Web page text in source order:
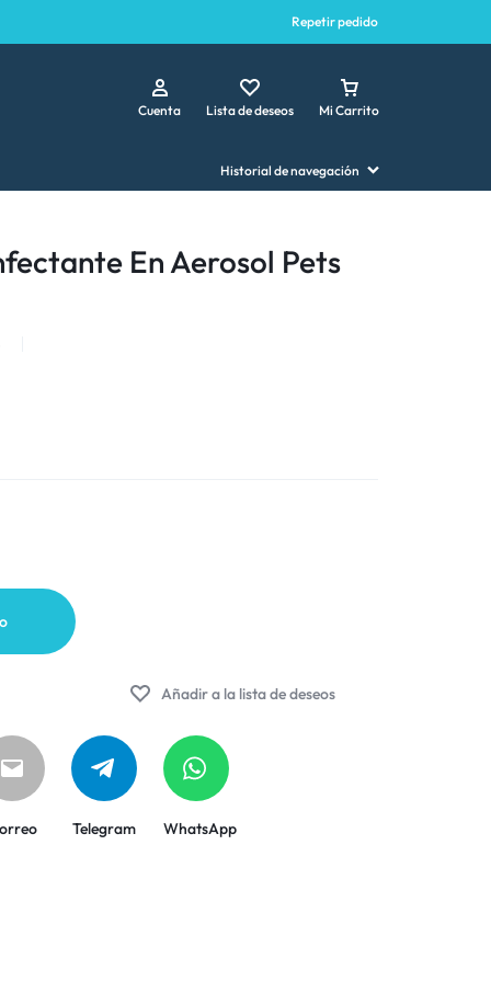
Repetir pedido
Cuenta Lista de deseos Mi Carrito
Historial de navegación
En Aerosol Pets
Añadir a la lista de deseos
Telegram WhatsApp